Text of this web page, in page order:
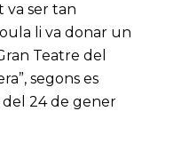
va ser tan
li va donar un
Teatre del
segons es
del 24 de gener